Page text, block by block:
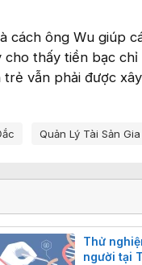
cách ông Wu giúp
thấy tiền bạc
vẫn phải được
Quản Lý Tài Sản
Thử
người tại